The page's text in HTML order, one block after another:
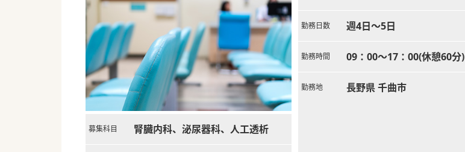
募集科目 腎臓内科、泌尿器科、人工透析
週5日1800万円～
勤務日数 週4日～5日
勤務時間 09：00～17：00(休憩60分)
勤務地 長野県 千曲市